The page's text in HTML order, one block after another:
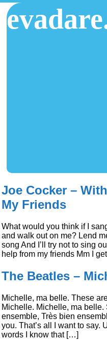
Joe Cocker –
My Friends
What would you think if I
and walk out on me? Lend
song And I’ll try not to sing
help from my friends Mm I
The Beatles –
Michelle, ma belle. These
Michelle. Michelle, ma
ensemble, Très bien
you. That’s all I want to say.
words I know that […]